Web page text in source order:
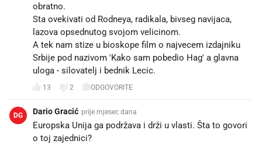
obratno.
Sta ovekivati od Rodneya, radikala, bivseg navijaca,
lazova opsednutog svojom velicinom.
A tek nam stize u bioskope film o najvecem izdajniku
Srbije pod nazivom 'Kako sam pobedio Hag' a glavna
uloga - silovatelj i bednik Lecic.
13 2 ODGOVORITE
DG Dario Gracić prije mjesec dana
Europska Unija ga podržava i drži u vlasti. Šta to govori
o toj zajednici?